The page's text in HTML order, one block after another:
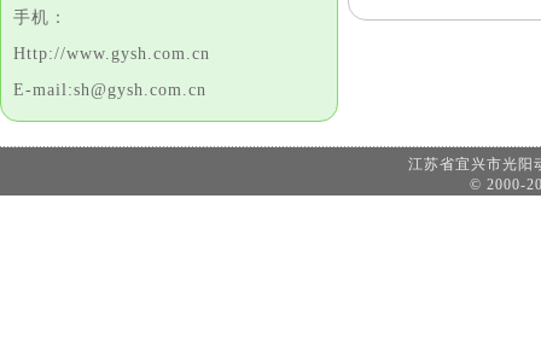
手机：
Http://www.gysh.com.cn
E-mail:sh@gysh.com.cn
江苏省宜兴市光
© 2000-